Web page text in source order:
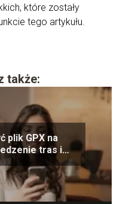
które zostały
tego artykułu.
także:
plik GPX na
tras i
outdoor